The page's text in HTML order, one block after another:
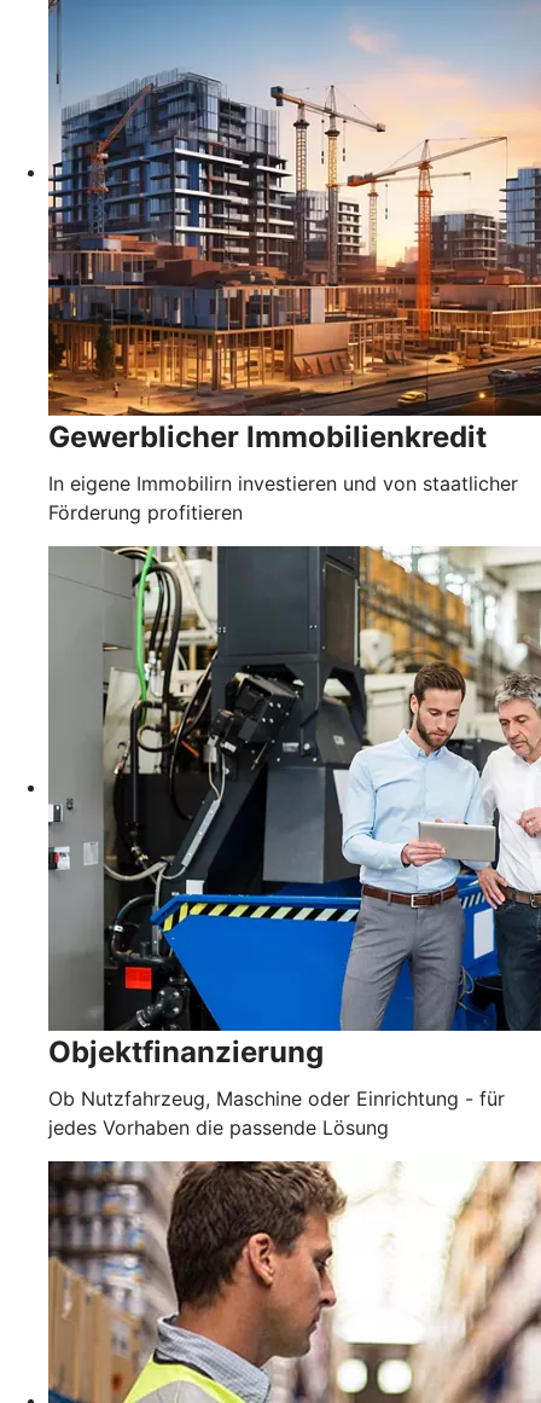
Gewerblicher Immobilienkredit
In eigene Immobilirn investieren und von staatlicher
Förderung profitieren
Objektfinanzierung
Ob Nutzfahrzeug, Maschine oder Einrichtung - für
jedes Vorhaben die passende Lösung